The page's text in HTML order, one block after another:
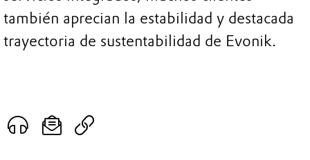
también aprecian la estabilidad y destacada
trayectoria de sustentabilidad de Evonik.